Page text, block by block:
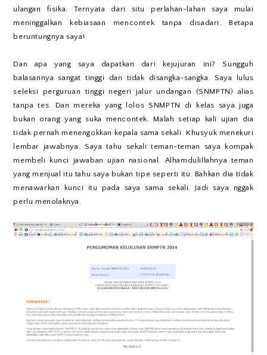
ulangan fisika. Ternyata dari situ perlahan-lahan saya mulai
meninggalkan kebiasaan mencontek tanpa disadari. Betapa
beruntungnya saya!
Dan apa yang saya dapatkan dari kejujuran ini? Sungguh
balasannya sangat tinggi dan tidak disangka-sangka. Saya lulus
seleksi perguruan tinggi negeri jalur undangan (SNMPTN) alias
tanpa tes. Dan mereka yang lolos SNMPTN di kelas saya juga
bukan orang yang suka mencontek. Malah setiap kali ujian dia
tidak pernah menengokkan kepala sama sekali. Khusyuk menekuri
lembar jawabnya. Saya tahu sekali teman-teman saya kompak
membeli kunci jawaban ujian nasional. Alhamdulillahnya teman
yang menjual itu tahu saya bukan tipe seperti itu. Bahkan dia tidak
menawarkan kunci itu pada saya sama sekali. Jadi saya nggak
perlu menolaknya.